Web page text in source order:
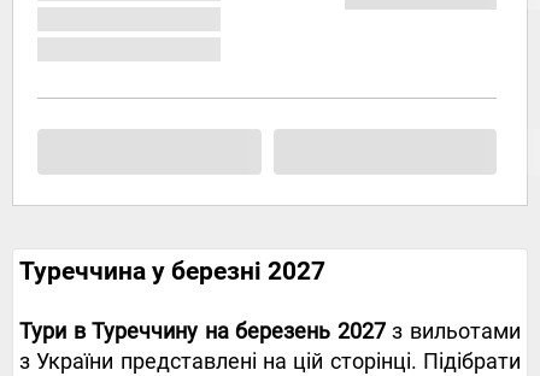
Туреччина у березні 2027
Тури в Туреччину на березень 2027з вильотами
з України представлені на цій сторінці. Підібрати